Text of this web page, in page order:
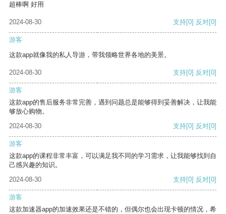
超棒啊 好用
2024-08-30 支持[0] 反对[0]
游客
这款app就像我的私人导游，带我领略世界各地的美景。
2024-08-30 支持[0] 反对[0]
游客
这款app的售后服务非常完善，遇到问题总是能够得到妥善解决，让我能
够放心购物。
2024-08-30
支持[0] 反对[0]
游客
这款app的课程非常丰富，可以满足我不同的学习需求，让我能够找到自
己感兴趣的知识。
2024-08-30
支持[0] 反对[0]
游客
这款加速器app的加速效果还是不错的，但偶尔也会出现卡顿的情况，希